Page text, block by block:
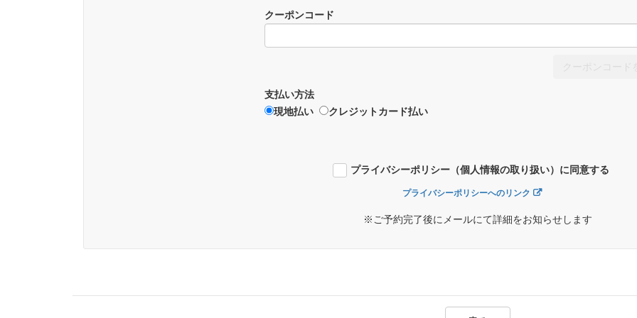
クーポンコード
支払い方法
現地払い
クレジットカード払い
プライバシーポリシー（個人情報の取り扱い）に同意する
プライバシーポリシーへのリンク
※ご予約完了後にメールにて詳細をお知らせします